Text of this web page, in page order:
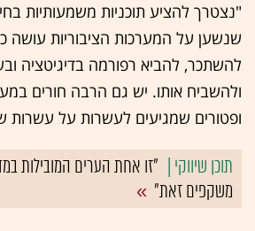
"נצטרך להציע תוכניות משמעותיות
שנשען על המערכות הציבוריות עושה
להשתכר, להביא רפורמה בדיגיטציה
ולהשביח אותו. יש גם הרבה חורים
ופטורים שמגיעים לעשרות על עשרות
"זו אחת הערים המובילות
משקפים זאת"